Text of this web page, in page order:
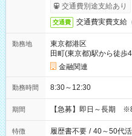
交通費別途支給あり
交通費 交通費実費支給
勤務地
東京都港区
田町(東京都)駅から徒歩
金融関連
勤務時間 8:30～12:30
期間 【急募】即日～長期
特徴 履歴書不要 / 40～50代